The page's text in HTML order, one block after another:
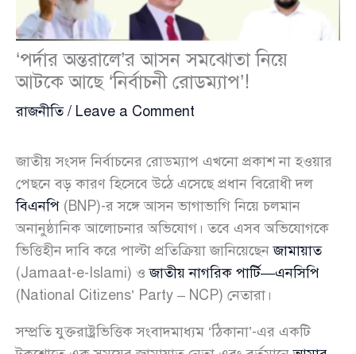
‘পর্দার অন্তরালে’র আসন সমঝোতা নিয়ে
আটকে আছে ‘নির্বাচনী রোডম্যাপ’!
রাজনীতি/ Leave a Comment
জাতীয় সংসদ নির্বাচনের রোডম্যাপ এখনো প্রকাশ না হওয়ার
পেছনে বড় কারণ হিসেবে উঠে এসেছে প্রধান বিরোধী দল
বিএনপি (BNP)-র সঙ্গে আসন ভাগাভাগি নিয়ে চলমান
অনানুষ্ঠানিক আলোচনার অভিযোগ। তবে এসব অভিযোগকে
ভিত্তিহীন দাবি করে পাল্টা প্রতিক্রিয়া জানিয়েছেনজামায়াত
(Jamaat-e-Islami) ওজাতীয় নাগরিক পার্টি—এনসিপি
(National Citizens’ Party – NCP) নেতারা।
সম্প্রতি যুক্তরাষ্ট্রভিত্তিক সংবাদমাধ্যম ‘ঠিকানা’-এর একটি